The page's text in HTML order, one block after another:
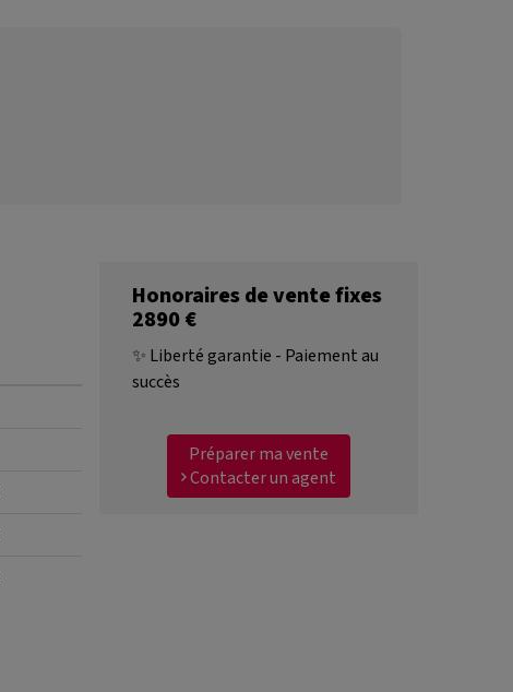
Honoraires de vente fixes
2890 €
✨ Liberté garantie - Paiement au
succès
Préparer ma vente
Contacter un agent